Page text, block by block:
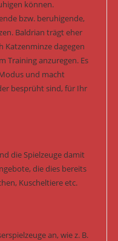
können.
bzw. beruhigende,
Baldrian trägt eher
Katzenminze dagegen
Training anzuregen. Es
und macht
besprüht sind, für Ihr
die Spielzeuge damit
die dies bereits
Kuscheltiere etc.
an, wie z. B.